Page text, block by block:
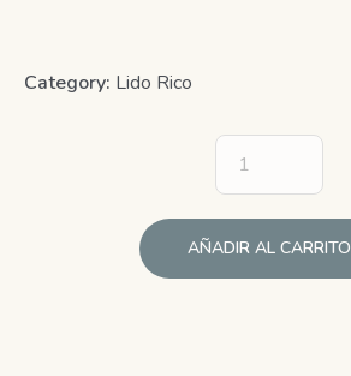
Category: Lido Rico
AÑADIR AL CARRITO